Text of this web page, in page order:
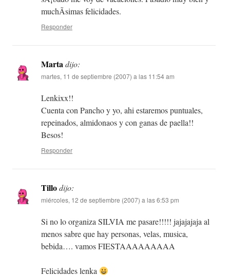
muchÃ­simas felicidades.
Responder
Martadijo:
martes, 11 de septiembre (2007) a las 11:54 am
Lenkixx!!
Cuenta con Pancho y yo, ahi estaremos puntuales,
repeinados, almidonaos y con ganas de paella!!
Besos!
Responder
Tillodijo:
miércoles, 12 de septiembre (2007) a las 6:53 pm
Si no lo organiza SILVIA me pasare!!!!! jajajajaja al
menos sabre que hay personas, velas, musica,
bebida…. vamos FIESTAAAAAAAAA
Felicidades lenka